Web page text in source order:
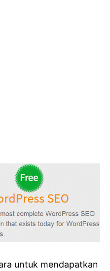
untuk mendapatkan